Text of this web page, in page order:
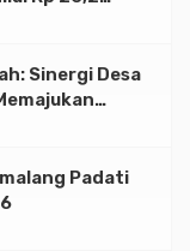
Sinergi Desa
Padati